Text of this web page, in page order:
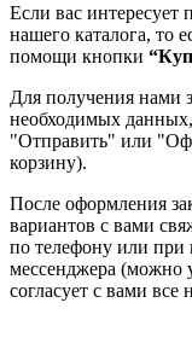
Если вас интересует
нашего каталога, то
помощи кнопки
Для получения нами
необходимых
"Отправить" или
корзину).
После оформления
вариантов с вами
по телефону или
мессенджера (можно
согласует с вами все